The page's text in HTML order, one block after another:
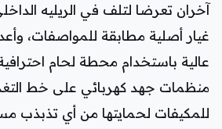
آخران تعرضا لتلف في الريليه
غيار أصلية مطابقة للمواصفات،
عالية باستخدام محطة لحام احترافية.
منظمات جهد كهربائي على خط
للمكيفات لحمايتها من أي تذبذب